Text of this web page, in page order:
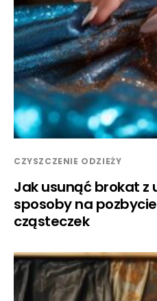
CZYSZCZENIE ODZIEŻY
Jak usunąć brokat z
sposoby na
cząsteczek